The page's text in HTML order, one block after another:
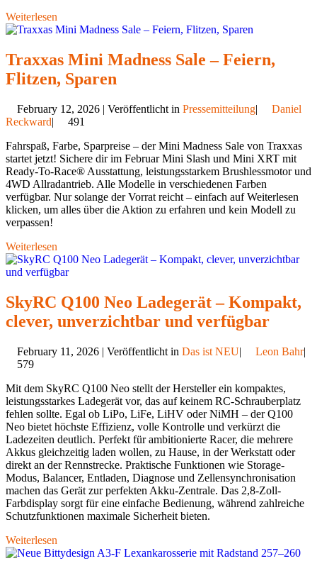
Weiterlesen
Traxxas Mini Madness Sale – Feiern,
Flitzen, Sparen
February 12, 2026 | Veröffentlicht in Pressemitteilung|
Daniel
Reckward|
491
Fahrspaß, Farbe, Sparpreise – der Mini Madness Sale von Traxxas
startet jetzt! Sichere dir im Februar Mini Slash und Mini XRT mit
Ready-To-Race® Ausstattung, leistungsstarkem Brushlessmotor und
4WD Allradantrieb. Alle Modelle in verschiedenen Farben
verfügbar. Nur solange der Vorrat reicht – einfach auf Weiterlesen
klicken, um alles über die Aktion zu erfahren und kein Modell zu
verpassen!
Weiterlesen
SkyRC Q100 Neo Ladegerät – Kompakt,
clever, unverzichtbar und verfügbar
February 11, 2026 | Veröffentlicht in Das ist NEU| Leon Bahr|
579
Mit dem SkyRC Q100 Neo stellt der Hersteller ein kompaktes,
leistungsstarkes Ladegerät vor, das auf keinem RC-Schrauberplatz
fehlen sollte. Egal ob LiPo, LiFe, LiHV oder NiMH – der Q100
Neo bietet höchste Effizienz, volle Kontrolle und verkürzt die
Ladezeiten deutlich. Perfekt für ambitionierte Racer, die mehrere
Akkus gleichzeitig laden wollen, zu Hause, in der Werkstatt oder
direkt an der Rennstrecke. Praktische Funktionen wie Storage-
Modus, Balancer, Entladen, Diagnose und Zellensynchronisation
machen das Gerät zur perfekten Akku-Zentrale. Das 2,8-Zoll-
Farbdisplay sorgt für eine einfache Bedienung, während zahlreiche
Schutzfunktionen maximale Sicherheit bieten.
Weiterlesen